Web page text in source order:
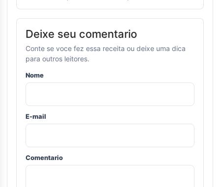
Deixe seu comentario
Conte se voce fez essa receita ou deixe uma dica
para outros leitores.
Nome
E-mail
Comentario